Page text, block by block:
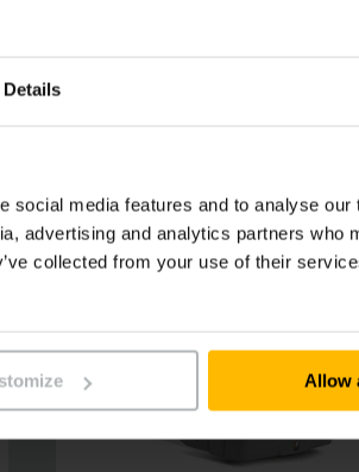
Details
social media features and to analyse
advertising and analytics partners who
collected from your use of their
Allow
kopású támasztókerekekkel